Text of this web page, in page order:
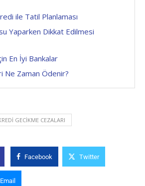
ile Tatil Planlaması
Yaparken Dikkat Edilmesi
En İyi Bankalar
Ne Zaman Ödenir?
GECIKME CEZALARI
Facebook Twitter
Email